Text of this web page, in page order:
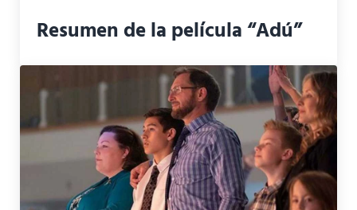
Resumen de la película “Adú”